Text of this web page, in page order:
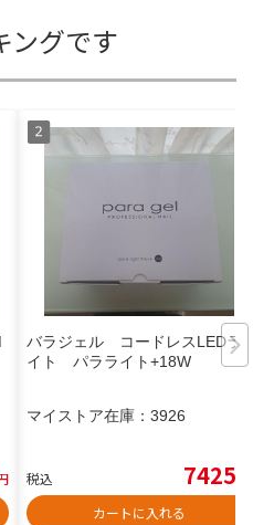
ングです
バラジェル コードレスLEDラ
イト パラライト+18W
マイストア在庫： 3926
税込 7425
カートに入れる